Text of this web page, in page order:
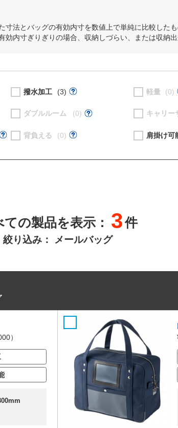
法とバッグの有効内寸を数値上で単純に比較したも
内寸ぎりぎりの場合、収納しづらい、または収納出
撥水加工 (3) 軽量 (0)
ダブルルーム (0) キャリー
背負える (0) 肩掛け可
ての製品を表示： 3件
絞り込み： メールバッグ
）